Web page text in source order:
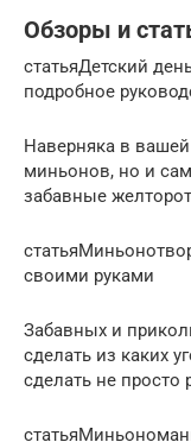
Обзоры и
статьяДетский
подробное
Наверняка в
миньонов, но и
забавные
своими руками
Забавных и
сделать из каких
сделать не просто